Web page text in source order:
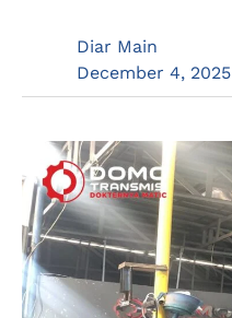
Diar Main
December 4, 2025